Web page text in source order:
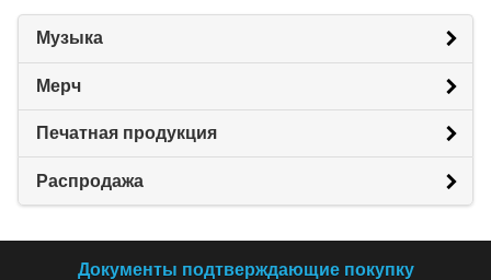
Музыка
Мерч
Печатная продукция
Распродажа
Документы подтверждающие покупку